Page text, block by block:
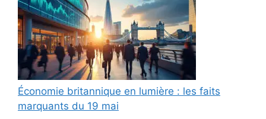
Économie britannique en lumière : les faits
marquants du 19 mai